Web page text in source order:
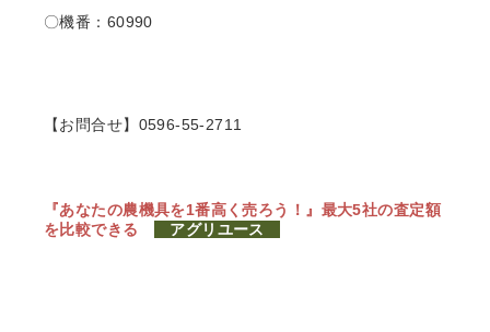
〇機番：60990
【お問合せ】0596-55-2711
『あなたの農機具を1番高く売ろう！』 最大5社の査定額
を比較できる
アグリユース